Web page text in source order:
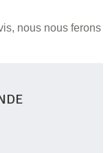
nous nous ferons